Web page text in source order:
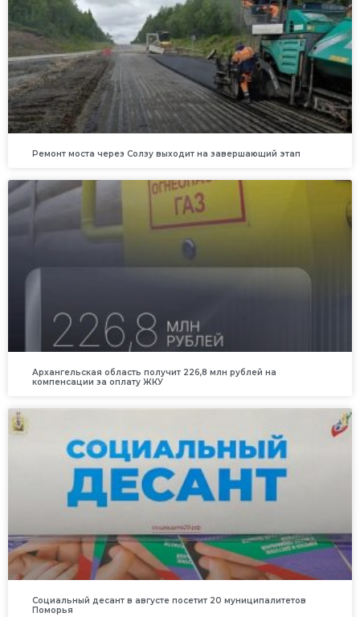
Ремонт моста через Солзу выходит на завершающий этап
Архангельская область получит 226,8 млн рублей на
компенсации за оплату ЖКУ
Социальный десант в августе посетит 20 муниципалитетов
Поморья